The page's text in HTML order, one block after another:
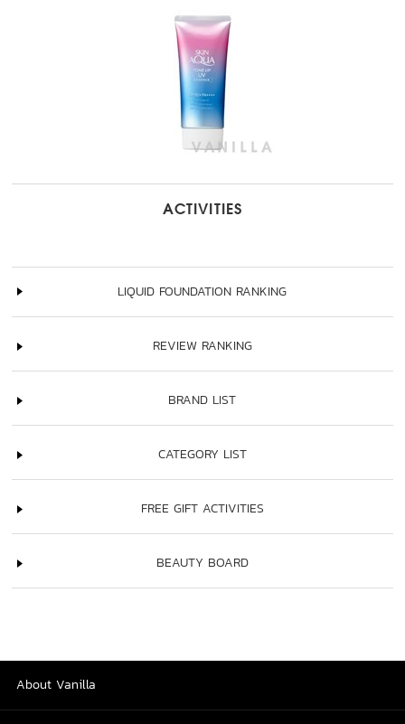
ACTIVITIES
LIQUID FOUNDATION RANKING
REVIEW RANKING
BRAND LIST
CATEGORY LIST
FREE GIFT ACTIVITIES
BEAUTY BOARD
About Vanilla